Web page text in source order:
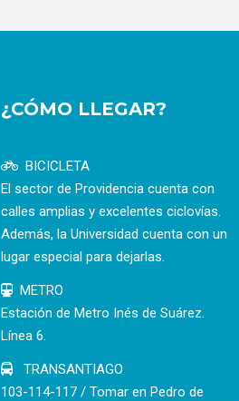
¿CÓMO LLEGAR?
BICICLETA
El sector de Providencia cuenta con
calles amplias y excelentes ciclovías.
Además, la Universidad cuenta con un
lugar especial para dejarlas.
METRO
Estación de Metro Inés de Suárez.
Línea 6.
TRANSANTIAGO
103-114-117 / Tomar en Pedro de